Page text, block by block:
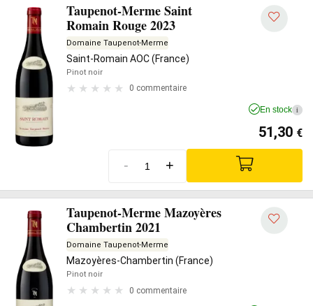
Taupenot-Merme Saint
Romain Rouge 2023
Domaine Taupenot-Merme
Saint-Romain AOC (France)
Pinot noir
0 commentaire
En stock i
51,30 €
- +
Taupenot-Merme Mazoyères
Chambertin 2021
Domaine Taupenot-Merme
Mazoyères-Chambertin (France)
Pinot noir
0 commentaire